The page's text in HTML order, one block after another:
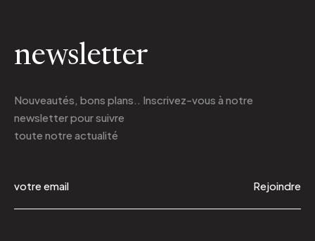
newsletter
Nouveautés, bons plans.. Inscrivez-vous à notre
newsletterpour suivre
toute notre actualité
Rejoindre